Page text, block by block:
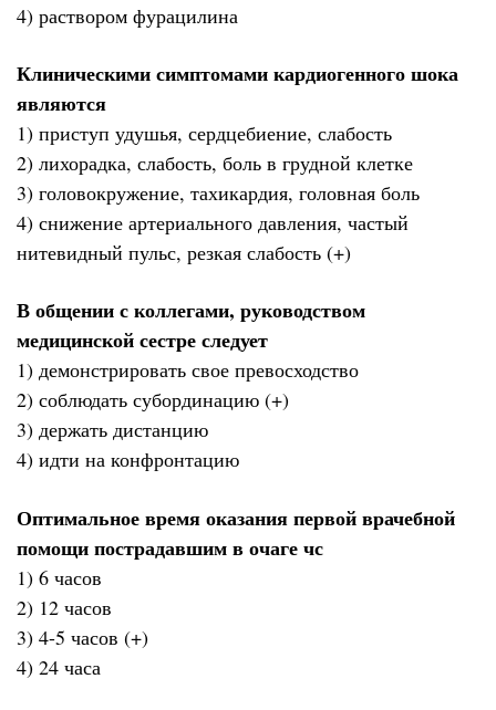
4) раствором фурацилина
Клиническими симптомами кардиогенного шока
являются
1) приступ удушья, сердцебиение, слабость
2) лихорадка, слабость, боль в грудной клетке
3) головокружение, тахикардия, головная боль
4) снижение артериального давления, частый
нитевидный пульс, резкая слабость (+)
В общении с коллегами, руководством
медицинской сестре следует
1) демонстрировать свое превосходство
2) соблюдать субординацию (+)
3) держать дистанцию
4) идти на конфронтацию
Оптимальное время оказания первой врачебной
помощи пострадавшим в очаге чс
1) 6 часов
2) 12 часов
3) 4-5 часов (+)
4) 24 часа